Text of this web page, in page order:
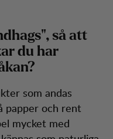
så att
du har
som andas
papper och rent
mycket med